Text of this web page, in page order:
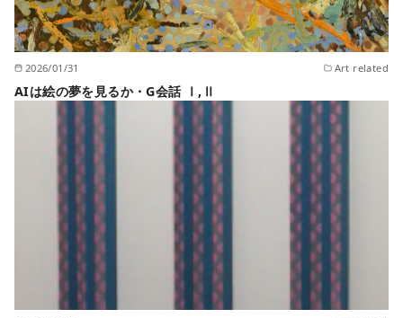
2026/01/31 Art related
AIは絵の夢を見るか・G会話 Ⅰ,Ⅱ